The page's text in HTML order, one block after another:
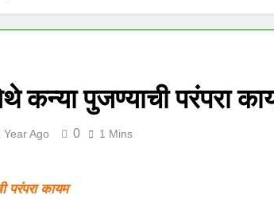
कन्या पुजण्याची परंपरा
Year Ago 0 1 Mins
परंपरा कायम